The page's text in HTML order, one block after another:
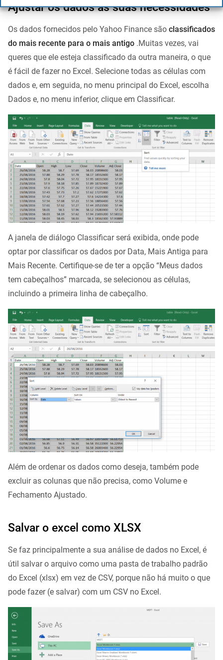
Ajustar os dados às suas necessidades
Os dados fornecidos pelo Yahoo Finance são classificados
do mais recente para o mais antigo .Muitas vezes, vai
queres que ele esteja classificado da outra maneira, o que
é fácil de fazer no Excel. Selecione todas as células com
dados e, em seguida, no menu principal do Excel, escolha
Dados e, no menu inferior, clique em Classificar.
A janela de diálogo Classificar será exibida, onde pode
optar por classificar os dados por Data, Mais Antiga para
Mais Recente. Certifique-se de ter a opção “Meus dados
tem cabeçalhos” marcada, se selecionou as células,
incluindo a primeira linha de cabeçalho.
Além de ordenar os dados como deseja, também pode
excluir as colunas que não precisa, como Volume e
Fechamento Ajustado.
Salvar o excel como XLSX
Se faz principalmente a sua análise de dados no Excel, é
útil salvar o arquivo como uma pasta de trabalho padrão
do Excel (xlsx) em vez de CSV, porque não há muito o que
pode fazer (e salvar) com um CSV no Excel.